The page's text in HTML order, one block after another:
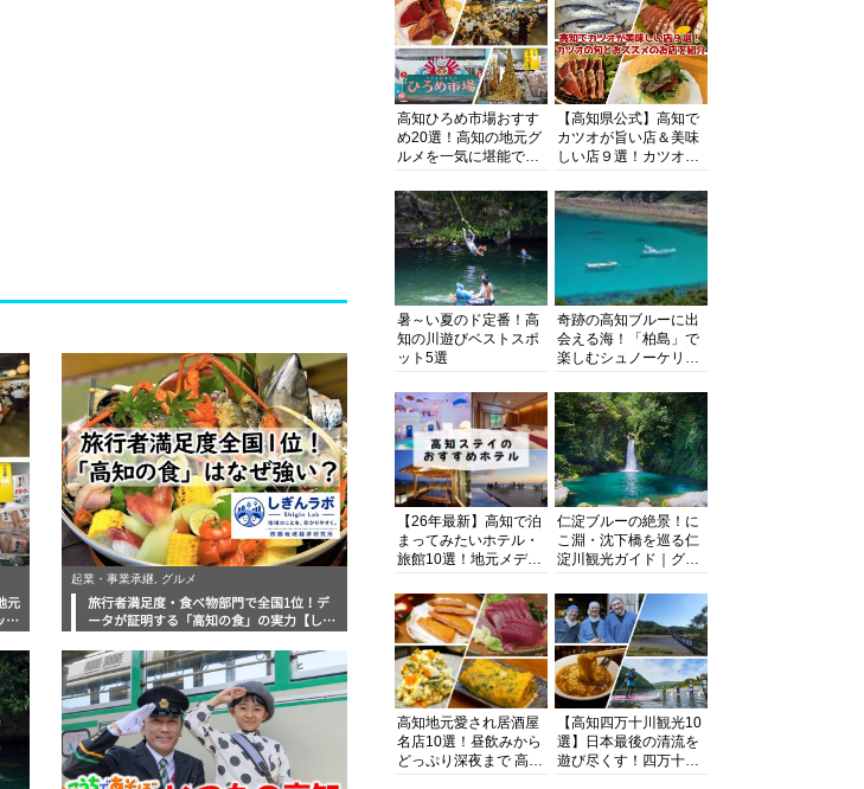
元
ト
起業・事業承継, グルメ
旅行者満足度・食べ物部門で全国1位！デ
ータが証明する「高知の食」の実力【しぎ
高知ひろめ市場おすす
め20選！高知の地元グ
ルメを一気に堪能でき
底解剖
【高知県公式】高知で
カツオが旨い店＆美味
しい店９選！カツオの
紹介
暑～い夏のド定番！高
知の川遊びベストスポ
ット5選
奇跡の高知ブルーに出
会える海！「柏島」で
楽しむシュノーケリン
浴にキャンプまで透明
度抜群の海の楽園を徹
底紹介
【26年最新】高知で泊
まってみたいホテル・
旅館10選！地元メディ
厳選
仁淀ブルーの絶景！に
こ淵・沈下橋を巡る仁
淀川観光ガイド｜グル
まで完全網羅！
高知地元愛され居酒屋
名店10選！昼飲みから
どっぷり深夜まで 高知
【高知四万十川観光10
選】日本最後の清流を
遊び尽くす！四万十川